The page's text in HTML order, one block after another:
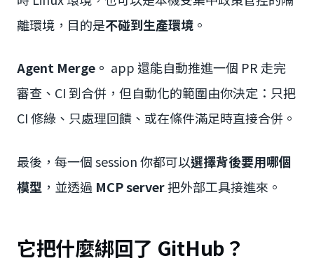
離環境，目的是不碰到生產環境 。
Agent Merge。 app 還能自動推進一個 PR 走完
審查、CI 到合併，但自動化的範圍由你決定：只把
CI 修綠、只處理回饋、或在條件滿足時直接合併。
最後，每一個 session 你都可以選擇背後要用哪個
模型 ，並透過 MCP server把外部工具接進來。
它把什麼綁回了 GitHub？